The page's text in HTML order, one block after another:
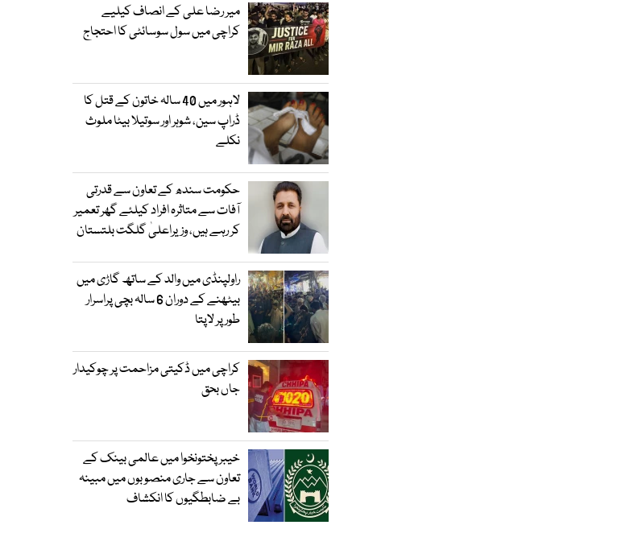
میر رضا علی کے انصاف کیلیے
کراچی میں سول سوسائٹی کا احتجاج
لاہور میں 40 سالہ خاتون کے قتل کا
ڈراپ سین، شوہر اور سوتیلا بیٹا ملوث
نکلے
حکومت سندھ کے تعاون سے قدرتی
آفات سے متاثرہ افراد کیلئے گھر تعمیر
کر رہے ہیں، وزیراعلیٰ گلگت بلتستان
راولپنڈی میں والد کے ساتھ گاڑی میں
بیٹھنے کے دوران 6 سالہ بچی پراسرار
طور پر لاپتا
کراچی میں ڈکیتی مزاحمت پر چوکیدار
جاں بحق
خیبرپختونخوا میں عالمی بینک کے
تعاون سے جاری منصوبوں میں مبینہ
بے ضابطگیوں کا انکشاف